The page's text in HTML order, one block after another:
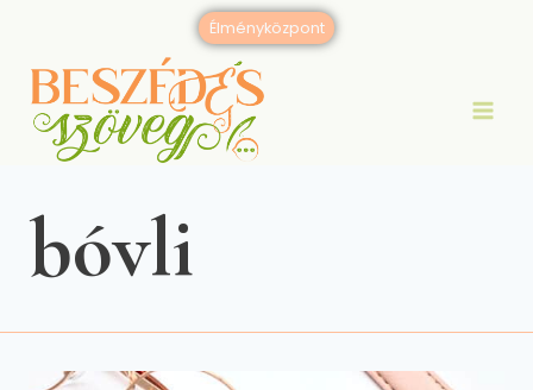
content
Élményközpont
bóvli